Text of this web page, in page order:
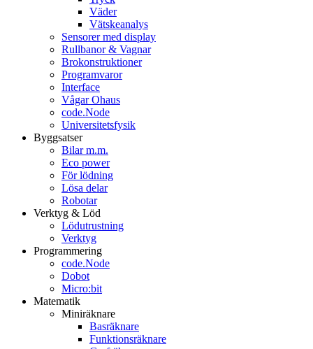
Väder
Vätskeanalys
Sensorer med display
Rullbanor & Vagnar
Brokonstruktioner
Programvaror
Interface
Vågar Ohaus
code.Node
Universitetsfysik
Byggsatser
Bilar m.m.
Eco power
För lödning
Lösa delar
Robotar
Verktyg & Löd
Lödutrustning
Verktyg
Programmering
code.Node
Dobot
Micro:bit
Matematik
Miniräknare
Basräknare
Funktionsräknare